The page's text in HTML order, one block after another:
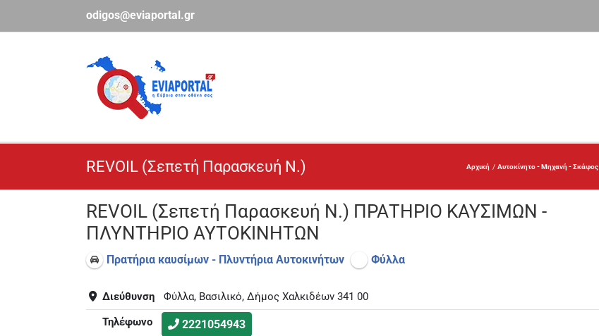
περιεχόμενο
odigos@eviaportal.gr
REVOIL (Σεπετή Παρασκευή Ν.) Αρχική Αυτοκίνητο - Μηχανή - Σκάφος
REVOIL (Σεπετή Παρασκευή Ν.) ΠΡΑΤΗΡΙΟ ΚΑΥΣΙΜΩΝ -
ΠΛΥΝΤΗΡΙΟ ΑΥΤΟΚΙΝΗΤΩΝ
Πρατήρια καυσίμων - Πλυντήρια Αυτοκινήτων Φύλλα
Διεύθυνση
Φύλλα, Βασιλικό, Δήμος Χαλκιδέων 341 00
Τηλέφωνο
2221054943